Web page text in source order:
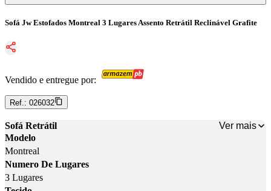
Sofá Jw Estofados Montreal 3 Lugares Assento Retrátil Reclinável Grafite
Vendido e entregue por:
Ref.: 026032
Sofá Retrátil
Ver mais
Modelo
Montreal
Numero De Lugares
3 Lugares